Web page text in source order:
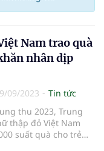
Nam trao quà
nhân dịp
09/2023
Tin tức
thu 2023, Trung
thập đỏ Việt Nam
suất quà cho trẻ